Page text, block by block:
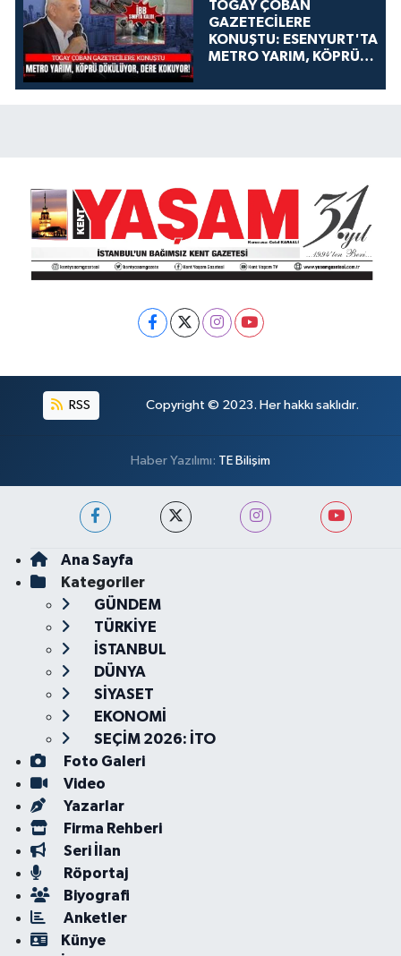
TOGAY ÇOBAN
GAZETECİLERE
KONUŞTU: ESENYURT'TA
METRO YARIM, KÖPRÜ
KOKUYOR!
RSS Copyright © 2023. Her hakkı saklıdır.
Haber Yazılımı: TE Bilişim
Ana Sayfa
Kategoriler
GÜNDEM
TÜRKİYE
İSTANBUL
DÜNYA
SİYASET
EKONOMİ
SEÇİM 2026: İTO
Foto Galeri
Video
Yazarlar
Firma Rehberi
Seri İlan
Röportaj
Biyografi
Anketler
Künye